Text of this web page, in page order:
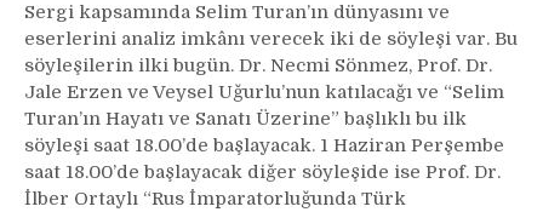
Sergi kapsamında Selim Turan’ın dünyasını ve
eserlerini analiz imkânı verecek iki de söyleşi var. Bu
söyleşilerin ilki bugün. Dr. Necmi Sönmez, Prof. Dr.
Jale Erzen ve Veysel Uğurlu’nun katılacağı ve “Selim
Turan’ın Hayatı ve Sanatı Üzerine” başlıklı bu ilk
söyleşi saat 18.00’de başlayacak. 1 Haziran Perşembe
saat 18.00’de başlayacak diğer söyleşide ise Prof. Dr.
İlber Ortaylı “Rus İmparatorluğunda Türk